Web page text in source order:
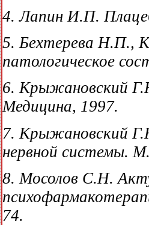
4. Лапин И.П.
5. Бехтерева Н.П.,
патологическое
6. Крыжановский
Медицина, 1997.
7. Крыжановский
нервной системы.
8. Мосолов С.Н.
74.